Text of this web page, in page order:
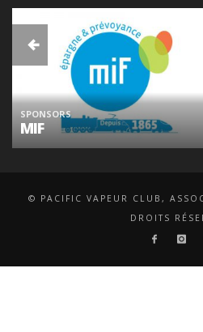
SPONSORS
MIF
© PACIFIC VAPEUR CLUB,
DROITS